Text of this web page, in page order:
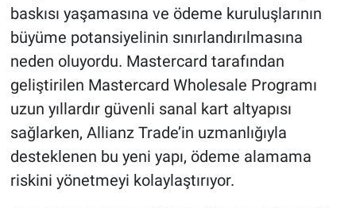
baskısı yaşamasına ve ödeme kuruluşlarının
büyüme potansiyelinin sınırlandırılmasına
neden oluyordu. Mastercard tarafından
geliştirilen Mastercard Wholesale Programı
uzun yıllardır güvenli sanal kart altyapısı
sağlarken, Allianz Trade’in uzmanlığıyla
desteklenen bu yeni yapı, ödeme alamama
riskini yönetmeyi kolaylaştırıyor.